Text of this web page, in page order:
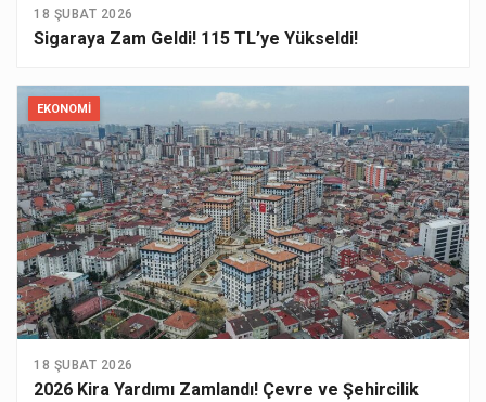
18 ŞUBAT 2026
Sigaraya Zam Geldi! 115 TL’ye Yükseldi!
EKONOMI
18 ŞUBAT 2026
2026 Kira Yardımı Zamlandı! Çevre ve Şehircilik